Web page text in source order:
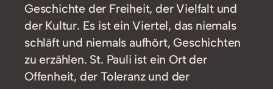
Geschichte der Freiheit, der Vielfalt und
der Kultur. Es ist ein Viertel, das niemals
schläft und niemals aufhört, Geschichten
zu erzählen. St. Pauli ist ein Ort der
Offenheit, der Toleranz und der